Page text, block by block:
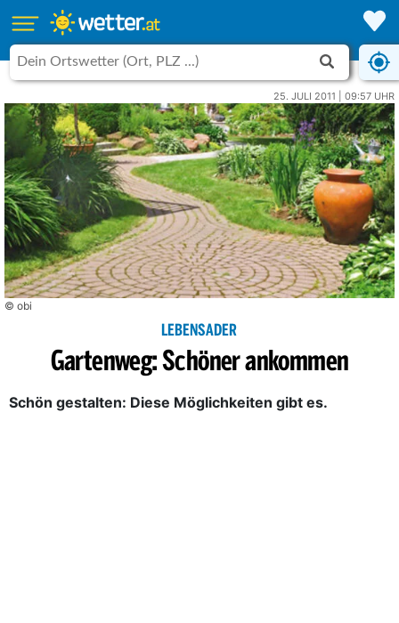
25. JULI 2011 | 09:57 UHR
© obi
LEBENSADER
Gartenweg: Schöner ankommen
Schön gestalten: Diese Möglichkeiten gibt es.